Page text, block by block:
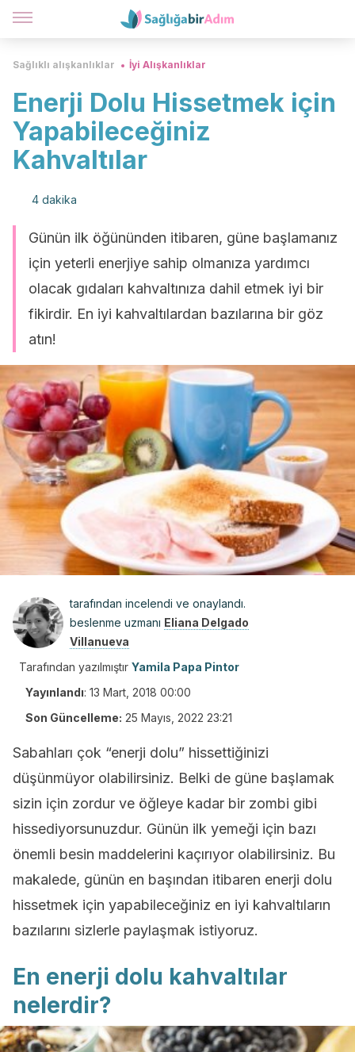
Sağlıklı alışkanlıklar İyi Alışkanlıklar
Enerji Dolu Hissetmek için
Yapabileceğiniz
Kahvaltılar
4 dakika
Günün ilk öğününden itibaren, güne başlamanız
için yeterli enerjiye sahip olmanıza yardımcı
olacak gıdaları kahvaltınıza dahil etmek iyi bir
fikirdir. En iyi kahvaltılardan bazılarına bir göz
atın!
tarafından incelendi ve onaylandı.
beslenme uzmanı Eliana Delgado
Villanueva
Tarafından yazılmıştır Yamila Papa Pintor
Yayınlandı: 13 Mart, 2018 00:00
Son Güncelleme: 25 Mayıs, 2022 23:21
Sabahları çok “enerji dolu” hissettiğinizi
düşünmüyor olabilirsiniz. Belki de güne başlamak
sizin için zordur ve öğleye kadar bir zombi gibi
hissediyorsunuzdur. Günün ilk yemeği için bazı
önemli besin maddelerini kaçırıyor olabilirsiniz. Bu
makalede, günün en başından itibaren enerji dolu
hissetmek için yapabileceğiniz en iyi kahvaltıların
bazılarını sizlerle paylaşmak istiyoruz.
En enerji dolu kahvaltılar
nelerdir?